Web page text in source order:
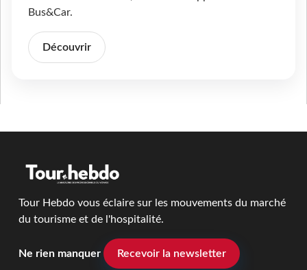
Bus&Car.
Découvrir
Tour Hebdo vous éclaire sur les mouvements du marché
du tourisme et de l'hospitalité.
Ne rien manquer Recevoir la newsletter